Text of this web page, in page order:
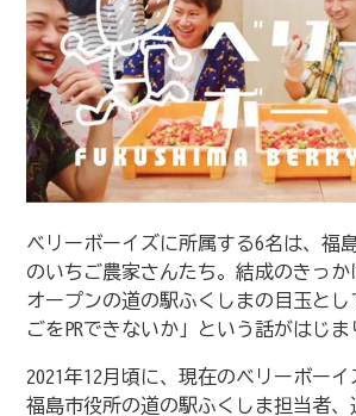
ベリーボーイズに所属する6名は、福
のいちご農家さんたち。結成のきっか
オープンの道の駅ふくしまの目玉とし
ごをPRできないか」という話がはじま
2021年12月頃に、現在のベリーボーイ
福島市役所の道の駅ふくしま担当者、